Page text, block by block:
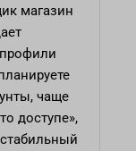
магазин
чаще
доступе»,